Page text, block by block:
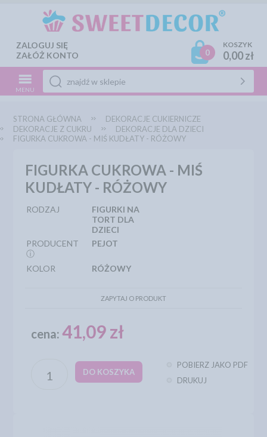
ZALOGUJ SIĘ
ZAŁÓŻ KONTO
0
KOSZYK
0,00 zł
MENU
STRONA GŁÓWNA
DEKORACJE CUKIERNICZE
DEKORACJE Z CUKRU
DEKORACJE DLA DZIECI
FIGURKA CUKROWA - MIŚ KUDŁATY - RÓŻOWY
FIGURKA CUKROWA - MIŚ
KUDŁATY - RÓŻOWY
RODZAJ
FIGURKI NA
TORT DLA
DZIECI
PRODUCENT
ⓘ
PEJOT
KOLOR RÓŻOWY
ZAPYTAJ O PRODUKT
cena:41,09 zł
DO KOSZYKA
POBIERZ JAKO PDF
DRUKUJ